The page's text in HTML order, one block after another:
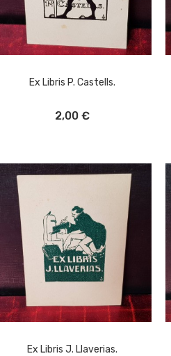
Ex Libris P. Castells.
2,00 €
Ex Libris J. Llaverias.